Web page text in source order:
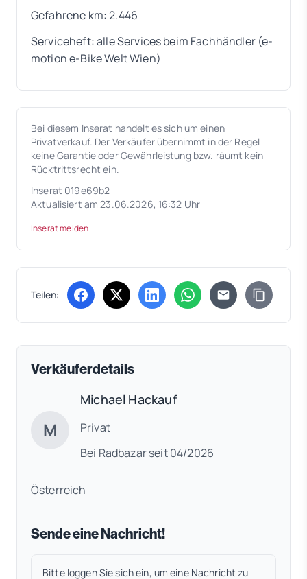
Gefahrene km: 2.446
Serviceheft: alle Services beim Fachhändler (e-
motion e-Bike Welt Wien)
Bei diesem Inserat handelt es sich um einen
Privatverkauf. Der Verkäufer übernimmt in der Regel
keine Garantie oder Gewährleistung bzw. räumt kein
Rücktrittsrecht ein.
Inserat 019e69b2
Aktualisiert am 23.06.2026, 16:32 Uhr
Inserat melden
Teilen: (öffnet in neuem Tab)
(öffnet in neuem Tab)
(öffnet in neuem Tab)
(öffnet in neuem Tab)
Verkäuferdetails
M
Michael Hackauf
Privat
Bei Radbazar seit 04/2026
Österreich
Sende eine Nachricht!
Bitte loggen Sie sich ein, um eine Nachricht zu